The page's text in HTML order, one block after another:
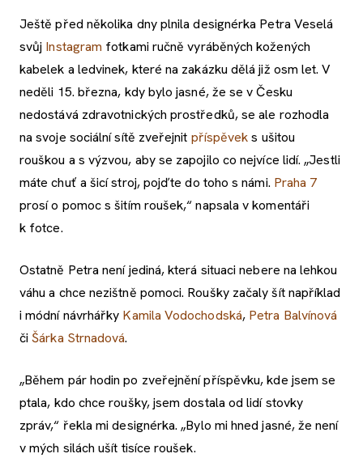
Ještě před několika dny plnila designérka Petra Veselá
svůj Instagram fotkami ručně vyráběných kožených
kabelek a ledvinek, které na zakázku dělá již osm let. V
neděli 15. března, kdy bylo jasné, že se v Česku
nedostává zdravotnických prostředků, se ale rozhodla
na svoje sociální sítě zveřejnit příspěveks ušitou
rouškou a s výzvou, aby se zapojilo co nejvíce lidí. „Jestli
máte chuť a šicí stroj, pojďte do toho s námi. Praha 7
prosí o pomoc s šitím roušek,“ napsala v komentáři
k fotce.
Ostatně Petra není jediná, která situaci nebere na lehkou
váhu a chce nezištně pomoci. Roušky začaly šít například
i módní návrhářky Kamila Vodochodská, Petra Balvínová
čiŠárka Strnadová.
„Během pár hodin po zveřejnění příspěvku, kde jsem se
ptala, kdo chce roušky, jsem dostala od lidí stovky
zpráv,“ řekla mi designérka. „Bylo mi hned jasné, že není
v mých silách ušít tisíce roušek.